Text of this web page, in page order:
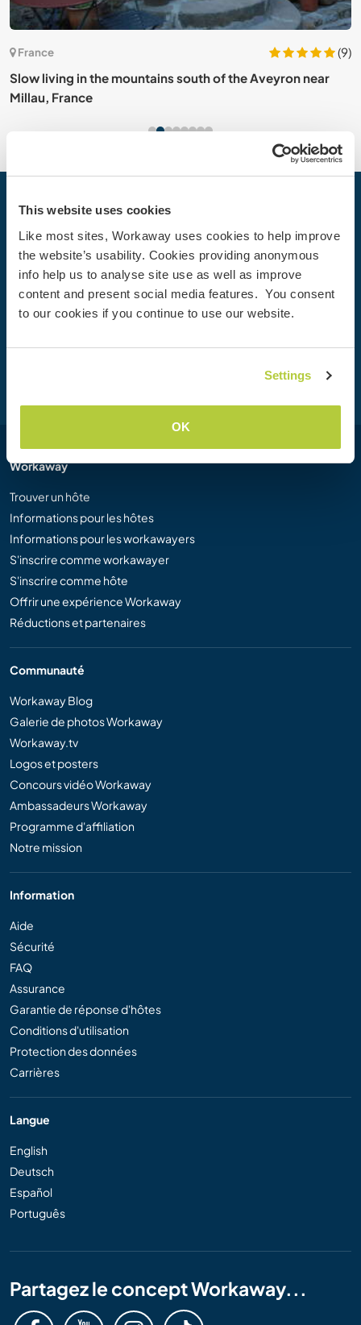
This website uses cookies
Like most sites, Workaway uses cookies to help improve
the website’s usability. Cookies providing anonymous
info help us to analyse site use as well as improve
content and present social media features. You consent
to our cookies if you continue to use our website.
Settings
OK
France
(9)
Slow living in the mountains south of the Aveyron near
Millau, France
Votre prochaine aventure commence
aujourd’hui
Rejoignez dès aujourd’hui la communauté Workaway et
vivez des expériences de voyage uniques, avec plus de 50
000 opportunités aux quatre coins du monde.
Workaway
Trouver un hôte
Informations pour les hôtes
Informations pour les workawayers
S'inscrire comme workawayer
S'inscrire comme hôte
Offrir une expérience Workaway
Réductions et partenaires
Communauté
Workaway Blog
Galerie de photos Workaway
Workaway.tv
Logos et posters
Concours vidéo Workaway
Ambassadeurs Workaway
Programme d'affiliation
Notre mission
Information
Aide
Sécurité
FAQ
Assurance
Garantie de réponse d'hôtes
Conditions d'utilisation
Protection des données
Carrières
Langue
English
Deutsch
Español
Português
Partagez le concept Workaway...